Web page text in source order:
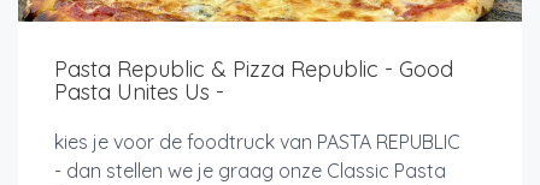
Pasta Republic & Pizza Republic - Good
Pasta Unites Us -
kies je voor de foodtruck van PASTA REPUBLIC
- dan stellen we je graag onze Classic Pasta